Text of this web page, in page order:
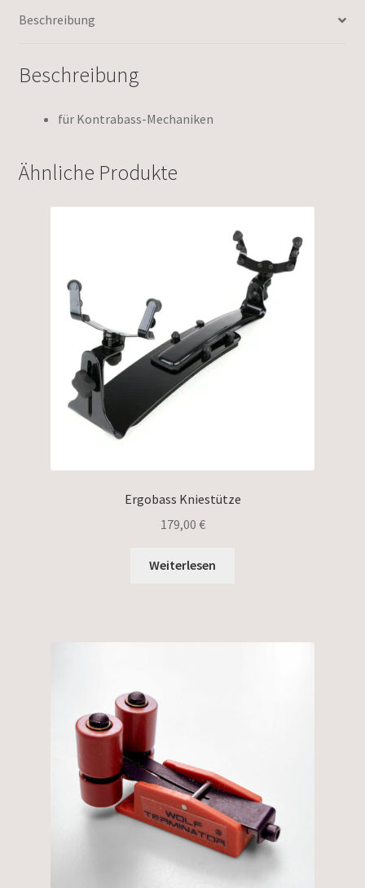
Beschreibung
Beschreibung
für Kontrabass-Mechaniken
Ähnliche Produkte
Ergobass Kniestütze
179,00 €
Weiterlesen